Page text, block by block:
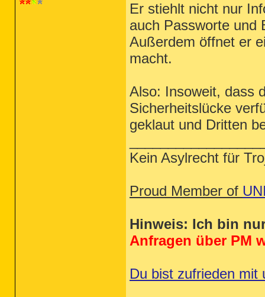
Er stiehlt nicht nur
auch Passworte und
Außerdem öffnet er
macht.
Also: Insoweit, dass
Sicherheitslücke
geklaut und Dritten
Kein Asylrecht für
Proud Member of
Hinweis: Ich bin
Anfragen über PM
Du bist zufrieden mit